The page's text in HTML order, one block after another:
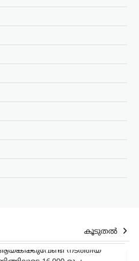
കൂടുതൽ
ഭാഗമായി
സർക്കുലറിനെതിരെ
മന്ത്രി കെ. മുരളീധരൻ. കേന്ദ്ര
കേരളത്തിൽ
അജയ്
ഓഗസ്റ്റ്‌ 9, 2026
മൊഴി നൽകി.
ഈ തുക
പണം ഒരു…